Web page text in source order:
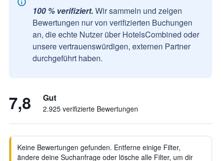
100 % verifiziert. Wir sammeln und zeigen
Bewertungen nur von verifizierten Buchungen
an, die echte Nutzer über HotelsCombined oder
unsere vertrauenswürdigen, externen Partner
durchgeführt haben.
7,8 Gut
2.925 verifizierte Bewertungen
Keine Bewertungen gefunden. Entferne einige Filter,
ändere deine Suchanfrage oder lösche alle Filter, um dir